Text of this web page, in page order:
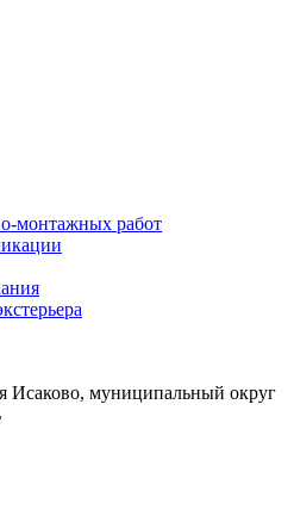
монтажных работ
Исаково, муниципальный округ